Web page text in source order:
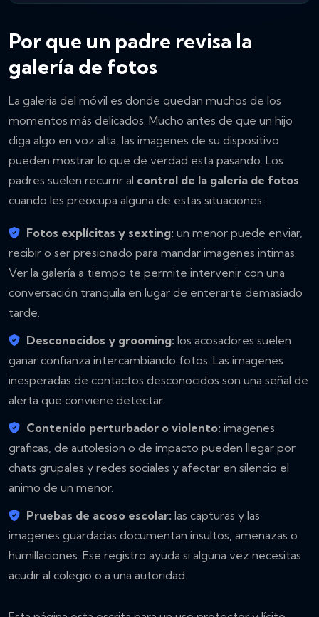
Por que un padre revisa la
galería de fotos
La galería del móvil es donde quedan muchos de los
momentos más delicados. Mucho antes de que un hijo
diga algo en voz alta, las imagenes de su dispositivo
pueden mostrar lo que de verdad esta pasando. Los
padres suelen recurrir al control de la galería de fotos
cuando les preocupa alguna de estas situaciones:
Fotos explícitas y sexting: un menor puede enviar,
recibir o ser presionado para mandar imagenes intimas.
Ver la galería a tiempo te permite intervenir con una
conversación tranquila en lugar de enterarte demasiado
tarde.
Desconocidos y grooming: los acosadores suelen
ganar confianza intercambiando fotos. Las imagenes
inesperadas de contactos desconocidos son una señal de
alerta que conviene detectar.
Contenido perturbador o violento: imagenes
graficas, de autolesion o de impacto pueden llegar por
chats grupales y redes sociales y afectar en silencio el
animo de un menor.
Pruebas de acoso escolar: las capturas y las
imagenes guardadas documentan insultos, amenazas o
humillaciones. Ese registro ayuda si alguna vez necesitas
acudir al colegio o a una autoridad.